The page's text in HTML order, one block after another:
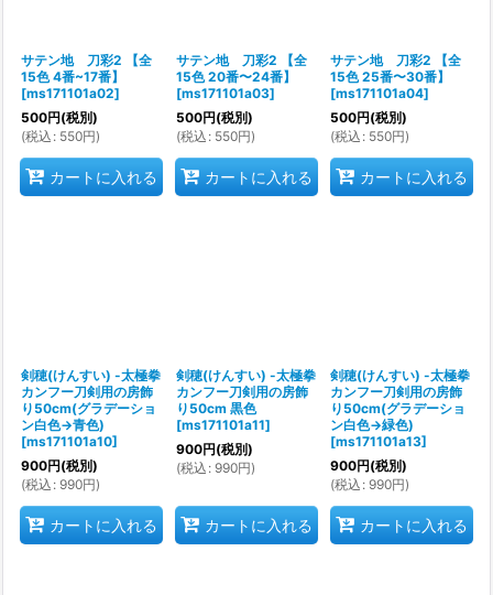
サテン地 刀彩2 【全
15色 4番~17番】
[ms171101a02]
500円(税別)
(税込 : 550円)
カートに入れる
サテン地 刀彩2 【全
15色 20番〜24番】
[ms171101a03]
500円(税別)
(税込 : 550円)
カートに入れる
サテン地 刀彩2 【全
15色 25番〜30番】
[ms171101a04]
500円(税別)
(税込 : 550円)
カートに入れる
剣穂(けんすい) -太極拳
カンフー刀剣用の房飾
り50cm(グラデーショ
ン白色→青色)
[ms171101a10]
900円(税別)
(税込 : 990円)
カートに入れる
剣穂(けんすい) -太極拳
カンフー刀剣用の房飾
り50cm 黒色
[ms171101a11]
900円(税別)
(税込 : 990円)
カートに入れる
剣穂(けんすい) -太極拳
カンフー刀剣用の房飾
り50cm(グラデーショ
ン白色→緑色)
[ms171101a13]
900円(税別)
(税込 : 990円)
カートに入れる